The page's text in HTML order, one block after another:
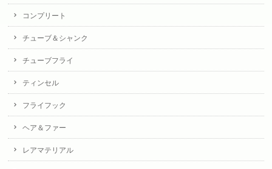
コンプリート
チューブ＆シャンク
チューブフライ
ティンセル
フライフック
ヘア＆ファー
レアマテリアル